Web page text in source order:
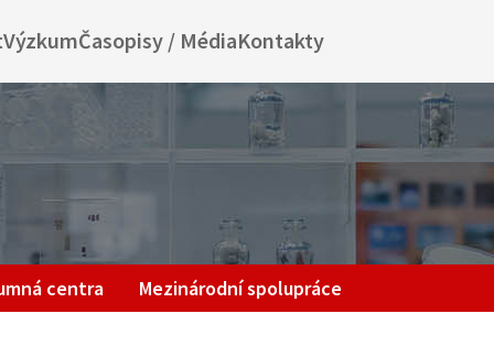
VýzkumČasopisy / MédiaKontakty
centra Mezinárodní spolupráce